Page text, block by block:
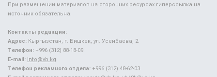
При размещении материалов на сторонних ресурсах гиперссылка на
источник обязательна.
Контакты редакции:
Адрес: Кыргызстан, г. Бишкек, ул. Усенбаева, 2.
Телефон: +996 (312) 88-18-09.
E-mail: info@vb.kg
Телефон рекламного отдела: +996 (312) 48-62-03.